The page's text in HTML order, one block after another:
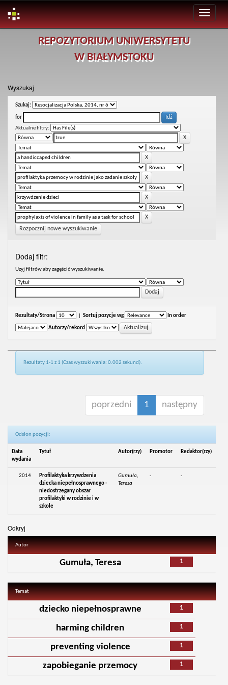
REPOZYTORIUM UNIWERSYTETU
W BIAŁYMSTOKU
Wyszukaj
Szukaj:
for
Aktualne filtry:
Rozpocznij nowe wyszukiwanie
Dodaj filtr:
Uzyj filtrów aby zagęścić wyszukiwanie.
Rezultaty/Strona Sortuj pozycje wg In order
Autorzy/rekord
Rezultaty 1-1 z 1 (Czas wyszukiwania: 0.002 sekund).
poprzedni 1 następny
Odsłon pozycji:
Data
wydania
Tytuł Autor(rzy) Promotor Redaktor(rzy)
2014
Profilaktyka krzywdzenia
dziecka niepełnosprawnego -
niedostrzegany obszar
profilaktyki w rodzinie i w
szkole
Gumuła,
Teresa
- -
Odkryj
Autor
1
Gumuła, Teresa
Temat
1
dziecko niepełnosprawne
1
harming children
1
preventing violence
1
zapobieganie przemocy